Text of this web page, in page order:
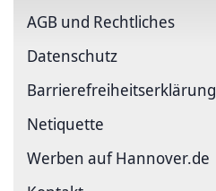
AGB und Rechtliches
Datenschutz
Barriere­freiheits­erklärung
Netiquette
Werben auf Hannover.de